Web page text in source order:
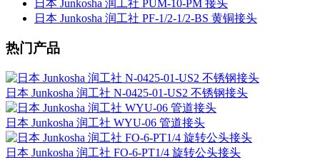
日本 Junkosha 润工社 PUM-10-PM 接头
日本 Junkosha 润工社 PF-1/2-1/2-BS 黄铜接头
热门产品
日本 Junkosha 润工社 N-0425-01-US2 不锈钢接头
日本 Junkosha 润工社 WYU-06 管道接头
日本 Junkosha 润工社 FO-6-PT1/4 旋转公头接头